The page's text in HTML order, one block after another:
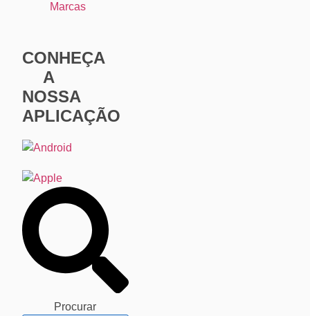
Marcas
CONHEÇA
A
NOSSA
APLICAÇÃO
Procurar